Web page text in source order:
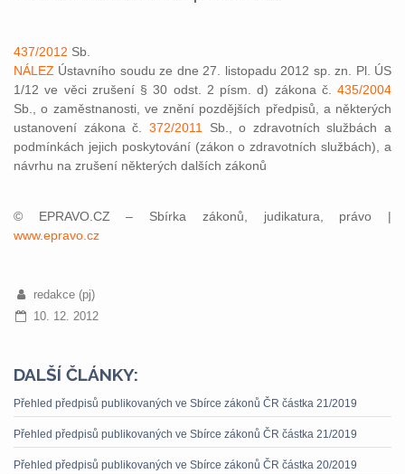
437/2012 Sb.
NÁLEZ Ústavního soudu ze dne 27. listopadu 2012 sp. zn. Pl. ÚS
1/12 ve věci zrušení § 30 odst. 2 písm. d) zákona č. 435/2004
Sb., o zaměstnanosti, ve znění pozdějších předpisů, a některých
ustanovení zákona č. 372/2011
Sb., o zdravotních službách a
podmínkách jejich poskytování (zákon o zdravotních službách), a
návrhu na zrušení některých dalších zákonů
© EPRAVO.CZ – Sbírka zákonů, judikatura, právo |
www.epravo.cz
redakce (pj)
10. 12. 2012
DALŠÍ ČLÁNKY:
Přehled předpisů publikovaných ve Sbírce zákonů ČR částka 21/2019
Přehled předpisů publikovaných ve Sbírce zákonů ČR částka 21/2019
Přehled předpisů publikovaných ve Sbírce zákonů ČR částka 20/2019